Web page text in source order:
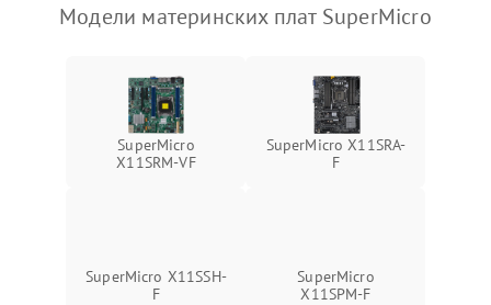
Модели материнских плат SuperMicro
SuperMicro
X11SRM-VF
SuperMicro X11SRA-
F
SuperMicro X11SSH-
F
SuperMicro
X11SPM-F